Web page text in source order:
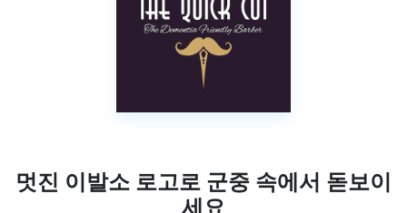
멋진 이발소 로고로 군중 속에서 돋보이
세요